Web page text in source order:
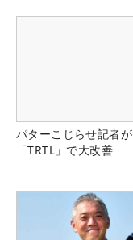
パターこじらせ記者が
「TRTL」で大改善